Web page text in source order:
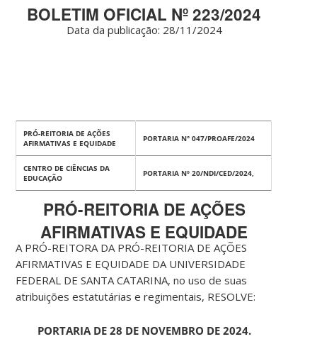
BOLETIM OFICIAL Nº 223/2024
Data da publicação: 28/11/2024
PRÓ-REITORIA DE AÇÕES
AFIRMATIVAS E EQUIDADE
PORTARIA N° 047/PROAFE/2024
CENTRO DE CIÊNCIAS DA
EDUCAÇÃO
PORTARIA Nº 20/NDI/CED/2024,
PRÓ-REITORIA DE AÇÕES
AFIRMATIVAS E EQUIDADE
A PRÓ-REITORA DA PRÓ-REITORIA DE AÇÕES
AFIRMATIVAS E EQUIDADE DA UNIVERSIDADE
FEDERAL DE SANTA CATARINA, no uso de suas
atribuições estatutárias e regimentais, RESOLVE:
PORTARIA DE 28 DE NOVEMBRO DE 2024.